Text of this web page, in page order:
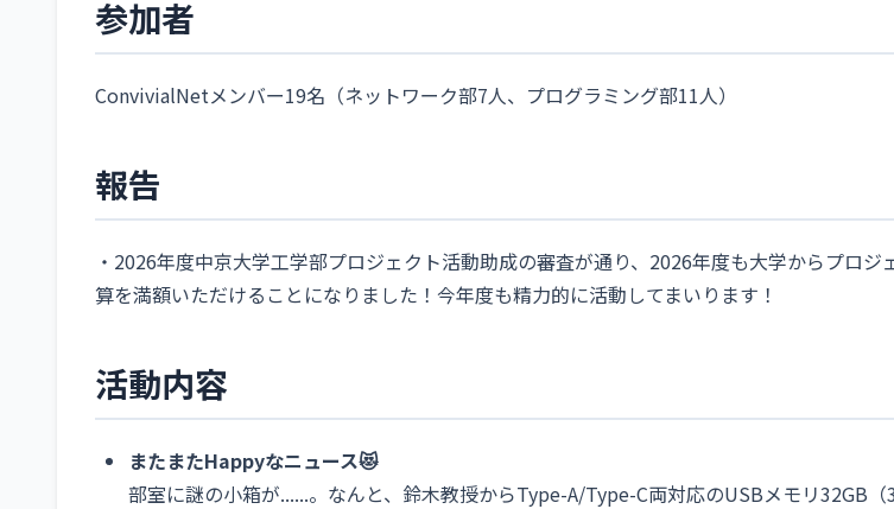
参加者
ConvivialNetメンバー19名（ネットワーク部7人、プログラミング部11人）
報告
・2026年度中京大学工学部プロジェクト活動助成の審査が通り、2026年度も大学からプロジ
算を満額いただけることになりました！今年度も精力的に活動してまいります！
活動内容
またまたHappyなニュース😻
部室に謎の小箱が......。なんと、鈴木教授からType-A/Type-C両対応のUSBメモリ32GB